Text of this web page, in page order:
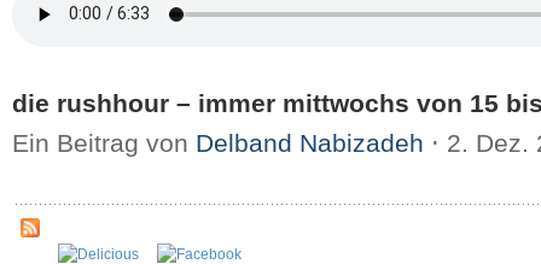
die rushhour – immer mittwochs von 15
Ein Beitrag von Delband Nabizadeh ⋅ 2. Dez.